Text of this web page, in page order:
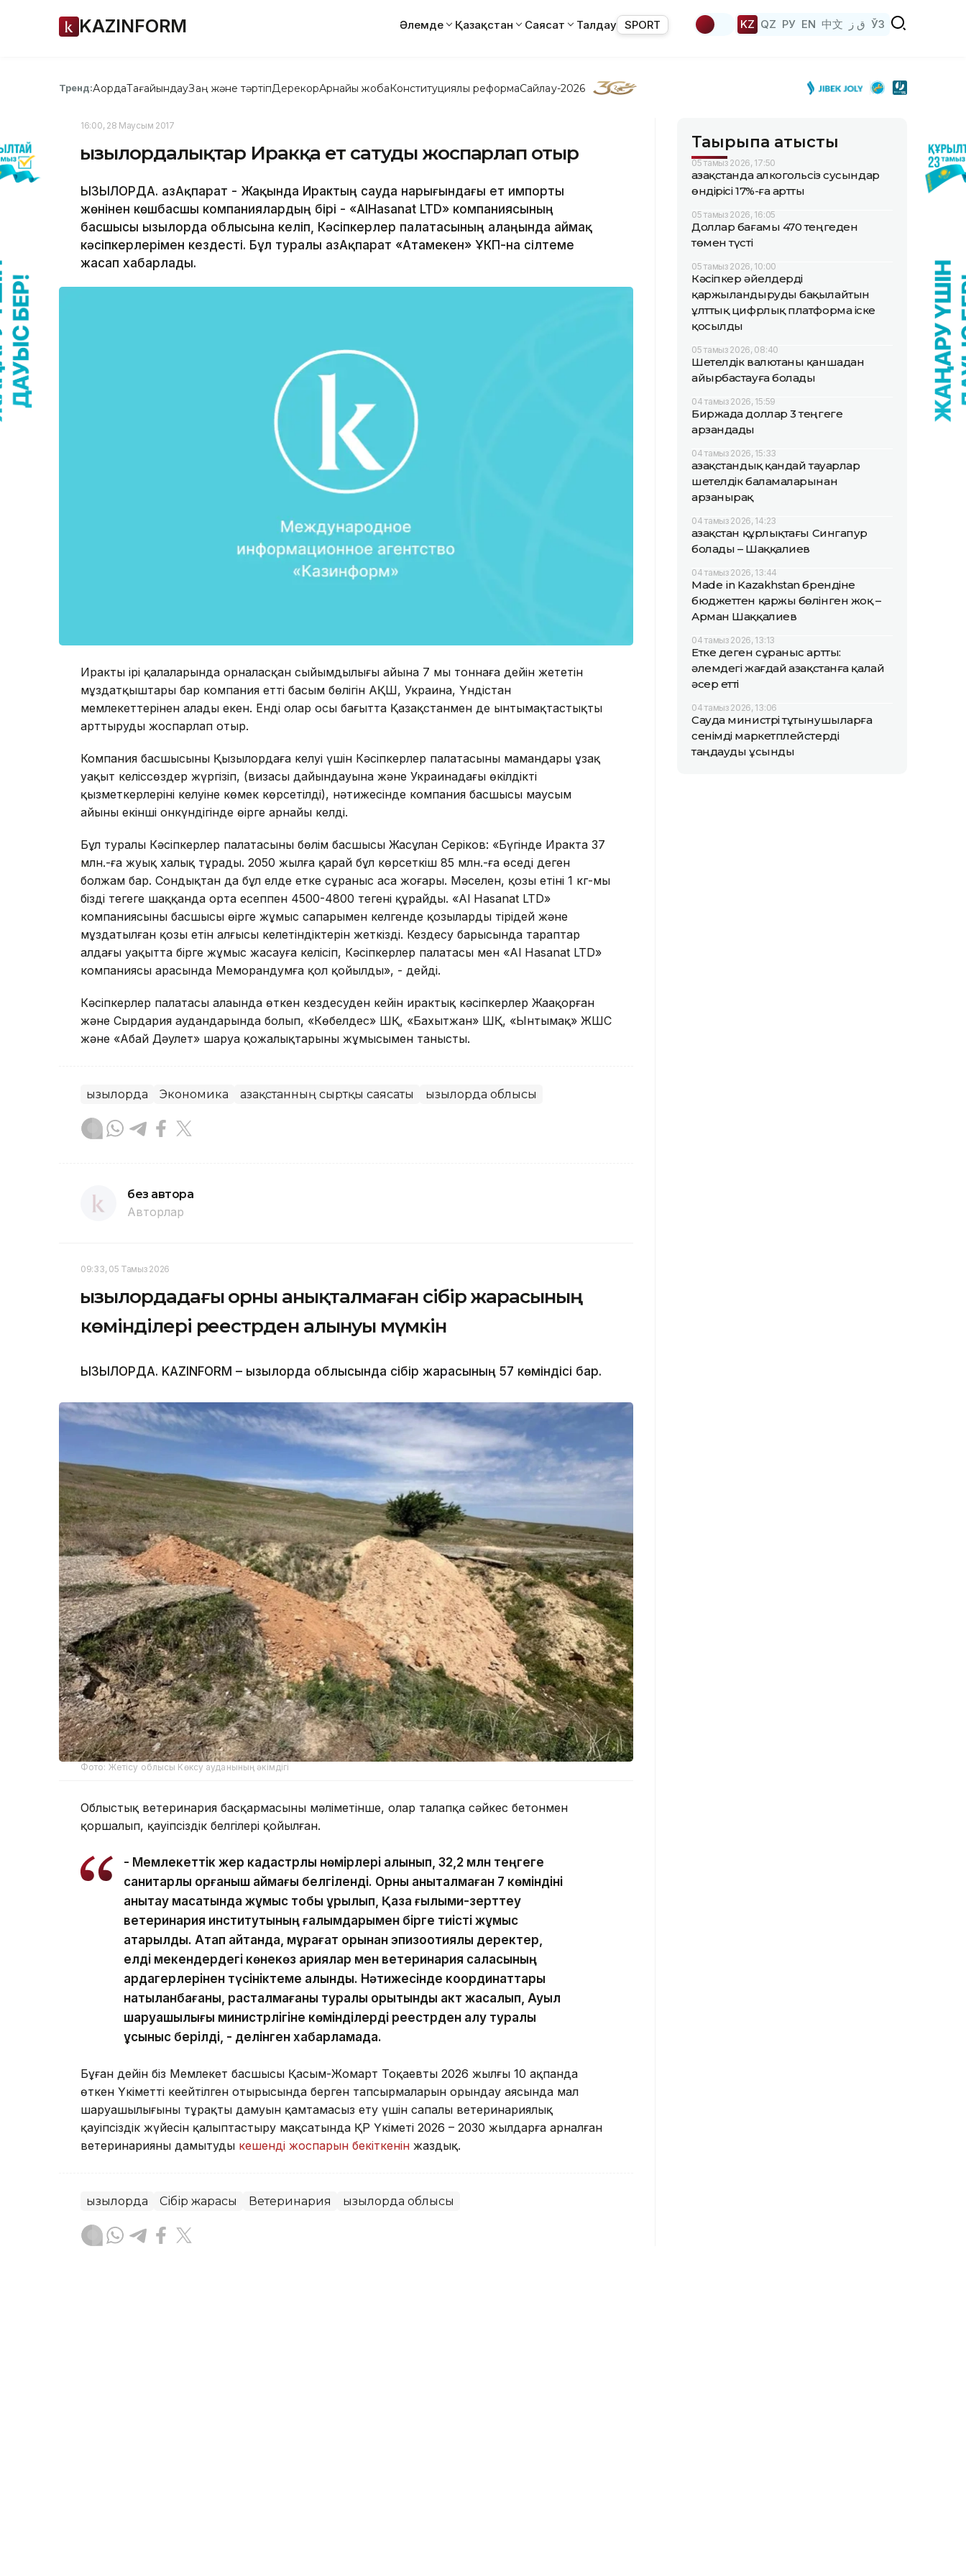
KAZINFORM Әлемде Қазақстан Саясат Талдау SPORT KZ QZ РУ EN 中文 ق ز ЎЗ
Тренд:АқордаТағайындауЗаң және тәртіпДерекқорАрнайы жобаКонституциялық реформаСайлау-2026
16:00, 28 Маусым 2017
Қызылордалықтар Иракқа ет сатуды жоспарлап отыр
ҚЫЗЫЛОРДА. ҚазАқпарат - Жақында Ирактың сауда нарығындағы ет импорты
жөнінен көшбасшы компаниялардың бірі - «AlHasanat LTD» компаниясының
басшысы Қызылорда облысына келіп, Кәсіпкерлер палатасының алаңында аймақ
кәсіпкерлерімен кездесті. Бұл туралы ҚазАқпарат «Атамекен» ҰКП-на сілтеме
жасап хабарлады.
Ирактың ірі қалаларында орналасқан сыйымдылығы айына 7 мың тоннаға дейін жететін
мұздатқыштары бар компания еттің басым бөлігін АҚШ, Украина, Үндістан
мемлекеттерінен алады екен. Енді олар осы бағытта Қазақстанмен де ынтымақтастықты
арттыруды жоспарлап отыр.
Компания басшысының Қызылордаға келуі үшін Кәсіпкерлер палатасының мамандары ұзақ
уақыт келіссөздер жүргізіп, (визасы дайындауына және Украинадағы өкілдіктің
қызметкерлерінің келуіне көмек көрсетілді), нәтижесінде компания басшысы маусым
айының екінші онкүндігінде өңірге арнайы келді.
Бұл туралы Кәсіпкерлер палатасының бөлім басшысы Жасұлан Серіков: «Бүгінде Иракта 37
млн.-ға жуық халық тұрады. 2050 жылға қарай бұл көрсеткіш 85 млн.-ға өседі деген
болжам бар. Сондықтан да бұл елде етке сұраныс аса жоғары. Мәселен, қозы етінің 1 кг-мы
біздің теңгеге шаққанда орта есеппен 4500-4800 теңгені құрайды. «Al Hasanat LTD»
компаниясының басшысы өңірге жұмыс сапарымен келгенде қозыларды тірідей және
мұздатылған қозы етін алғысы келетіндіктерін жеткізді. Кездесу барысында тараптар
алдағы уақытта бірге жұмыс жасауға келісіп, Кәсіпкерлер палатасы мен «Al Hasanat LTD»
компаниясы арасында Меморандумға қол қойылды», - дейді.
Кәсіпкерлер палатасы алаңында өткен кездесуден кейін ирактық кәсіпкерлер Жаңақорған
және Сырдария аудандарында болып, «Көбелдес» ШҚ, «Бахытжан» ШҚ, «Ынтымақ» ЖШС
және «Абай Дәулет» шаруа қожалықтарының жұмысымен танысты.
Қызылорда Экономика Қазақстанның сыртқы саясаты Қызылорда облысы
без автора
Авторлар
09:33, 05 Тамыз 2026
Қызылордадағы орны анықталмаған сібір жарасының
көмінділері реестрден алынуы мүмкін
ҚЫЗЫЛОРДА. KAZINFORM – Қызылорда облысында сібір жарасының 57 көміндісі бар.
Фото: Жетісу облысы Көксу ауданының әкімдігі
Облыстық ветеринария басқармасының мәліметінше, олар талапқа сәйкес бетонмен
қоршалып, қауіпсіздік белгілері қойылған.
- Мемлекеттік жер кадастрлық нөмірлері алынып, 32,2 млн теңгеге
санитарлық қорғаныш аймағы белгіленді. Орны анықталмаған 7 көміндіні
анықтау мақсатында жұмыс тобы құрылып, Қазақ ғылыми-зерттеу
ветеринария институтының ғалымдарымен бірге тиісті жұмыс
атқарылды. Атап айтқанда, мұрағат қорынан эпизоотиялық деректер,
елді мекендердегі көнекөз қариялар мен ветеринария саласының
ардагерлерінен түсініктеме алынды. Нәтижесінде координаттары
нақтыланбағаны, расталмағаны туралы қорытынды акт жасалып, Ауыл
шаруашылығы министрлігіне көмінділерді реестрден алу туралы
ұсыныс берілді, - делінген хабарламада.
Бұған дейін біз Мемлекет басшысы Қасым-Жомарт Тоқаевтың 2026 жылғы 10 ақпанда
өткен Үкіметтің кеңейтілген отырысында берген тапсырмаларын орындау аясында мал
шаруашылығының тұрақты дамуын қамтамасыз ету үшін сапалы ветеринариялық
қауіпсіздік жүйесін қалыптастыру мақсатында ҚР Үкіметі 2026 – 2030 жылдарға арналған
ветеринарияны дамытудың кешенді жоспарын бекіткенін жаздық.
Қызылорда Сібір жарасы Ветеринария Қызылорда облысы
Тақырыпқа қатысты
05 тамыз 2026, 17:50
Қазақстанда алкогольсіз сусындар
өндірісі 17%-ға артты
05 тамыз 2026, 16:05
Доллар бағамы 470 теңгеден
төмен түсті
05 тамыз 2026, 10:00
Кәсіпкер әйелдерді
қаржыландыруды бақылайтын
ұлттық цифрлық платформа іске
қосылды
05 тамыз 2026, 08:40
Шетелдік валютаны қаншадан
айырбастауға болады
04 тамыз 2026, 15:59
Биржада доллар 3 теңгеге
арзандады
04 тамыз 2026, 15:33
Қазақстандық қандай тауарлар
шетелдік баламаларынан
арзанырақ
04 тамыз 2026, 14:23
Қазақстан құрлықтағы Сингапур
болады – Шаққалиев
04 тамыз 2026, 13:44
Made in Kazakhstan брендіне
бюджеттен қаржы бөлінген жоқ –
Арман Шаққалиев
04 тамыз 2026, 13:13
Етке деген сұраныс артты:
әлемдегі жағдай Қазақстанға қалай
әсер етті
04 тамыз 2026, 13:06
Сауда министрі тұтынушыларға
сенімді маркетплейстерді
таңдауды ұсынды